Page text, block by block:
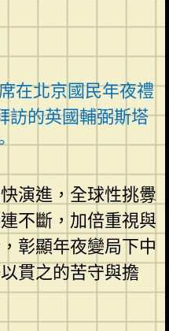
在北京國民年夜禮
訪的英國輔弼斯塔
演進，全球性挑釁
不斷，加倍重視與
彰顯年夜變局下中
貫之的苦守與擔